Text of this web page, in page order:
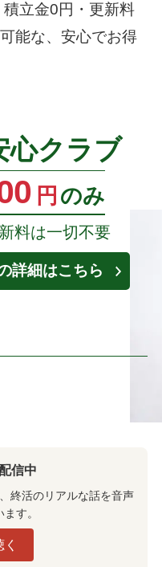
積立金0円・更新料
能な、安心でお得
心クラブ
円 のみ
料は一切不要
詳細はこちら
信中
終活のリアルな話を音声
す。